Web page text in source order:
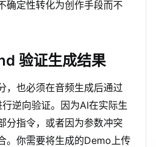
确定性转化为创作手段而不
验证生成结果
，也必须在音频生成后通过
逆向验证。因为AI在实际生
分指令，或者因为参数冲突
。你需要将生成的Demo上传